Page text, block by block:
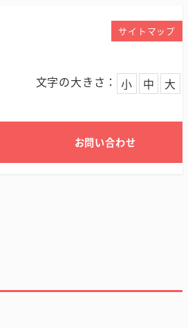
サイトマップ
文字の大きさ： 小 中 大
お問い合わせ